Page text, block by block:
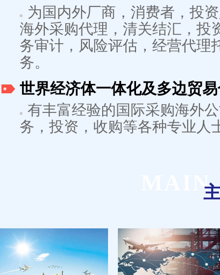
为国内外厂商，消费者，投
海外采购代理，清关结汇，投
务审计，风险评估，经营代理
务。
世界经济体一体化及多边贸
有丰富经验的国际采购海外
务，投资，收购等各种专业人
MAIN